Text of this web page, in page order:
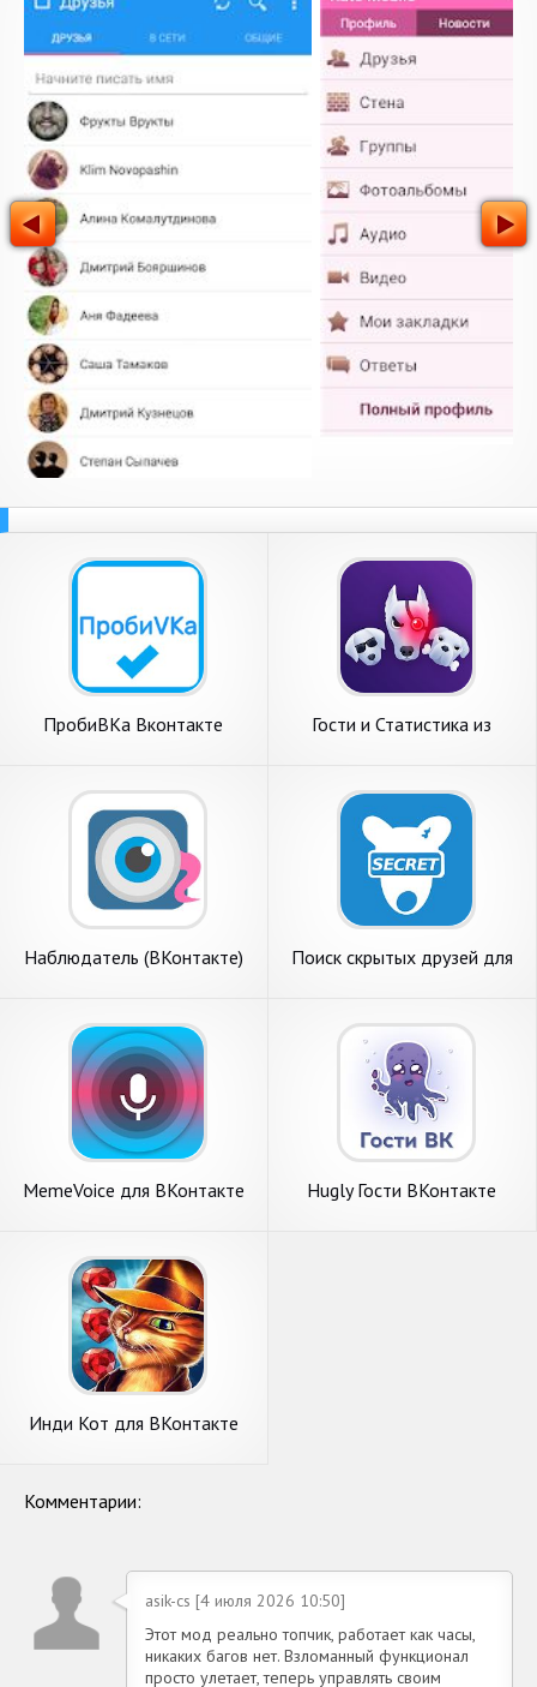
ПробиВКа Вконтакте
Гости и Статистика из
Наблюдатель (ВКонтакте)
Поиск скрытых друзей для
MemeVoice для ВКонтакте Hugly Гости ВКонтакте
Инди Кот для ВКонтакте
Комментарии:
asik-cs [4 июля 2026 10:50]
Этот мод реально топчик, работает как часы,
никаких багов нет. Взломанный функционал
просто улетает, теперь управлять своим